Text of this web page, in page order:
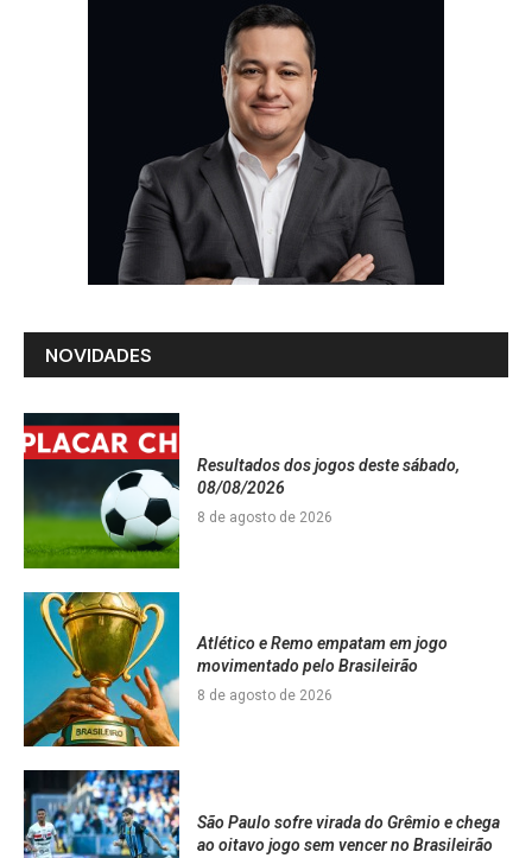
NOVIDADES
Resultados dos jogos deste sábado,
08/08/2026
8 de agosto de 2026
Atlético e Remo empatam em jogo
movimentado pelo Brasileirão
8 de agosto de 2026
São Paulo sofre virada do Grêmio e chega
ao oitavo jogo sem vencer no Brasileirão